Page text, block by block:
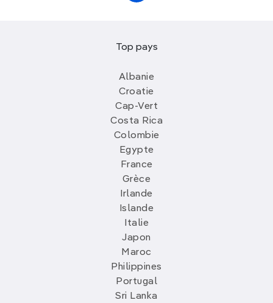
Top pays
Albanie
Croatie
Cap-Vert
Costa Rica
Colombie
Egypte
France
Grèce
Irlande
Islande
Italie
Japon
Maroc
Philippines
Portugal
Sri Lanka